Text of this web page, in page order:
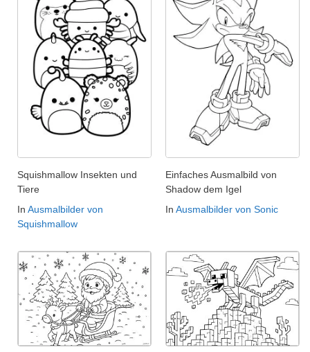
Squishmallow Insekten und
Tiere
In Ausmalbilder von
Squishmallow
Einfaches Ausmalbild von
Shadow dem Igel
In Ausmalbilder von Sonic